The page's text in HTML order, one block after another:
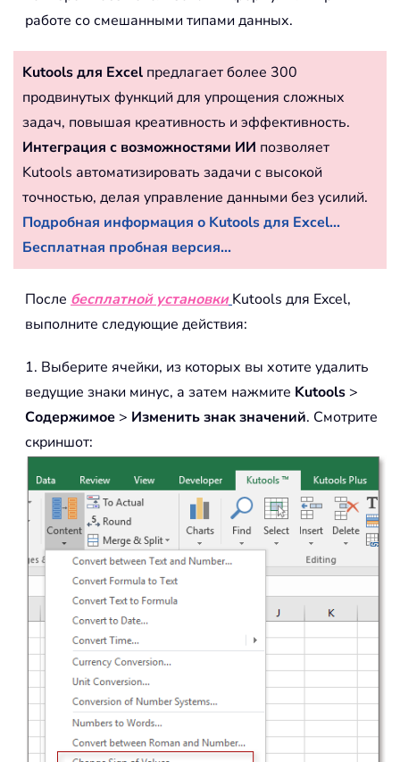
работе со смешанными типами данных.
Kutools для Excel предлагает более 300
продвинутых функций для упрощения сложных
задач, повышая креативность и эффективность.
Интеграция с возможностями ИИ позволяет
Kutools автоматизировать задачи с высокой
точностью, делая управление данными без усилий.
Подробная информация о Kutools для Excel...
Бесплатная пробная версия...
После бесплатной установки Kutools для Excel,
выполните следующие действия:
1. Выберите ячейки, из которых вы хотите удалить
ведущие знаки минус, а затем нажмите Kutools >
Содержимое > Изменить знак значений. Смотрите
скриншот: